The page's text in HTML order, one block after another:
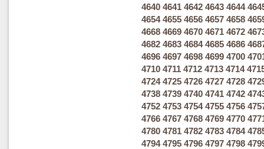
4640 4641 4642 4643 4644
4654 4655 4656 4657 4658
4668 4669 4670 4671 4672
4682 4683 4684 4685 4686
4696 4697 4698 4699 4700
4710 4711 4712 4713 4714
4724 4725 4726 4727 4728
4738 4739 4740 4741 4742
4752 4753 4754 4755 4756
4766 4767 4768 4769 4770
4780 4781 4782 4783 4784
4794 4795 4796 4797 4798